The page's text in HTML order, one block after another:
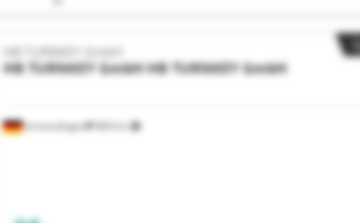
Immendingen 868 km
HB TURNKEY GmbH
HB TURNKEY GmbHHB TURNKEY GmbH